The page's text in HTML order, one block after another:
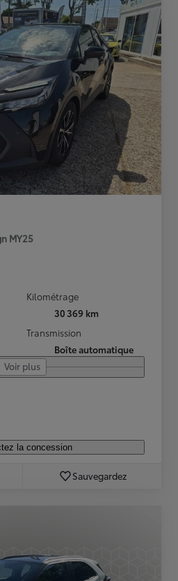
MY25
Kilométrage
30 369 km
Transmission
Boîte automatique
Voir plus
la concession
Sauvegardez